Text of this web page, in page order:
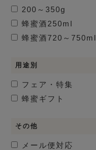
200～350g
蜂蜜酒 250ml
蜂蜜酒720～750ml
用途別
フェア・特集
蜂蜜ギフト
その他
メール便対応